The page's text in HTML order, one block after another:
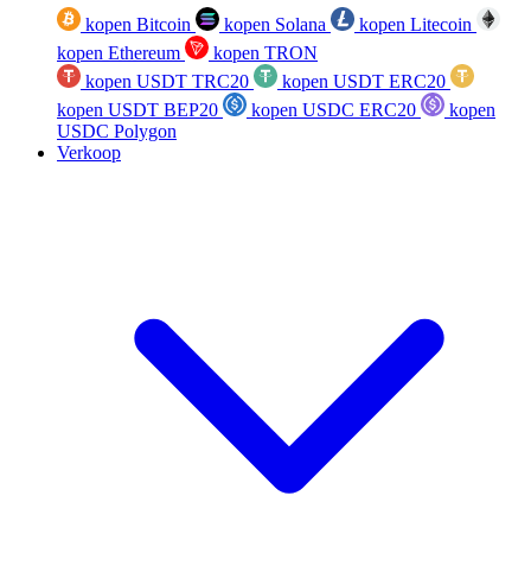
kopen Bitcoin kopen Solana
kopen Litecoin
kopen Ethereum
kopen TRON
kopen USDT TRC20
kopen USDT ERC20
kopen USDT BEP20
kopen USDC ERC20
kopen
USDC Polygon
Verkoop